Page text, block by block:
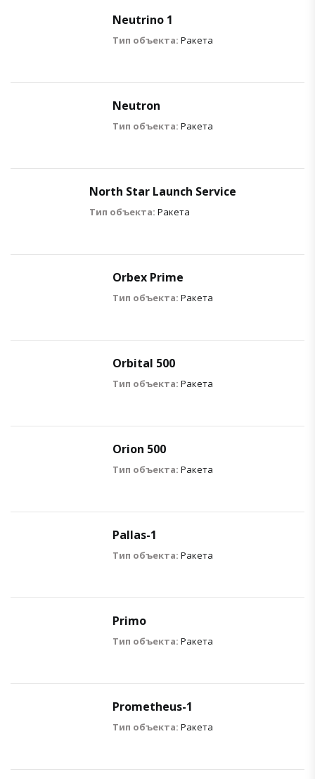
Neutrino 1
Тип объекта: Ракета
Neutron
Тип объекта: Ракета
North Star Launch Service
Тип объекта: Ракета
Orbex Prime
Тип объекта: Ракета
Orbital 500
Тип объекта: Ракета
Orion 500
Тип объекта: Ракета
Pallas-1
Тип объекта: Ракета
Primo
Тип объекта: Ракета
Prometheus-1
Тип объекта: Ракета